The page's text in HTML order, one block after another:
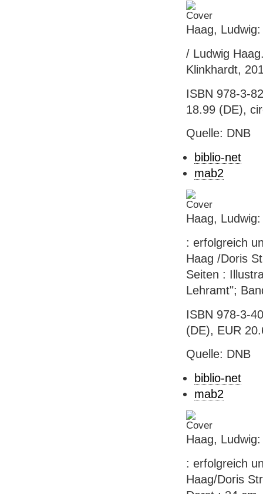
Haag,
/ Ludwig
Klinkhardt,
ISBN 978-3-
18.99 (DE),
Quelle: DNB
biblio-net
mab2
Haag,
: erfolgreich
Haag /Doris
Seiten :
Lehramt";
ISBN 978-3-
(DE), EUR
Quelle: DNB
biblio-net
mab2
Haag,
: erfolgreich
Haag/Doris